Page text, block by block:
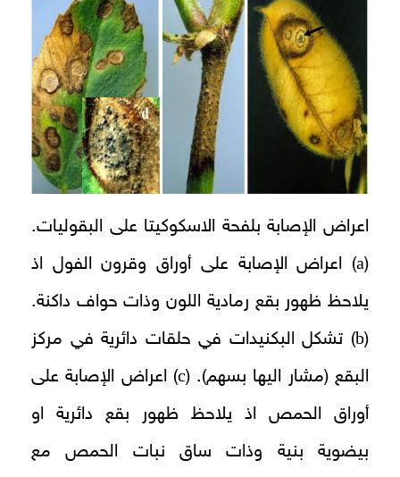
اعراض الإصابة بلفحة الاسكوكيتا على البقوليات.
(
a) اعراض الإصابة على أوراق وقرون الفول اذ
يلاحظ ظهور بقع رمادية اللون وذات حواف داكنة.
(
b) تشكل البكنيدات في حلقات دائرية في مركز
البقع (مشار اليها بسهم). (c) اعراض الإصابة على
أوراق الحمص اذ يلاحظ ظهور بقع دائرية او
بيضوية بنية وذات ساق نبات الحمص مع